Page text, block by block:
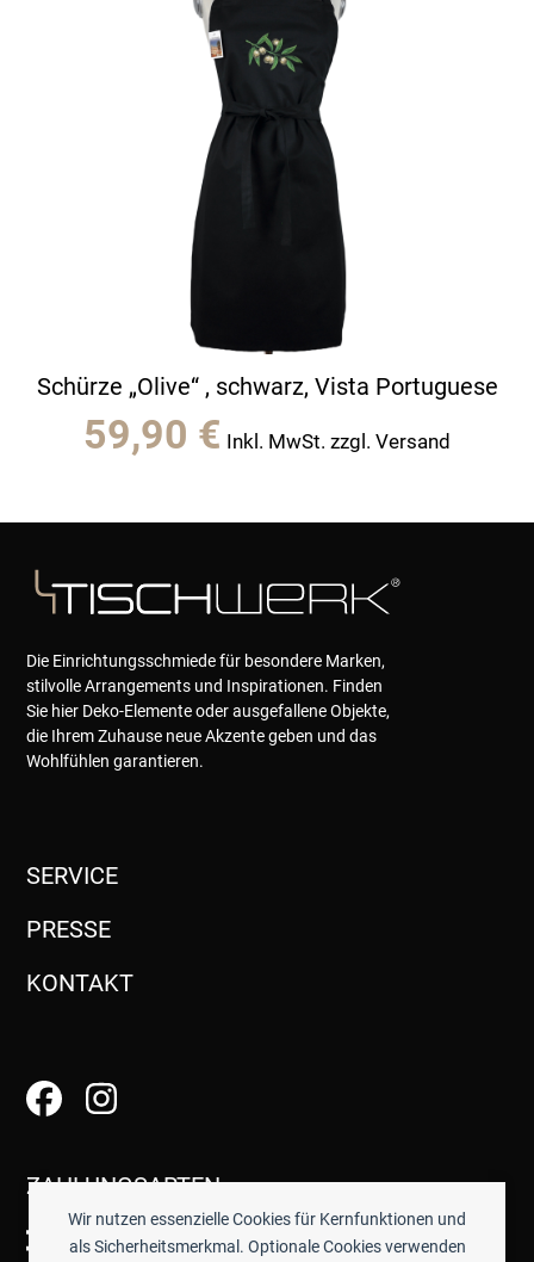
Wir nutzen essenzielle Cookies für Kernfunktionen und
als Sicherheitsmerkmal. Optionale Cookies verwenden
Schürze „Olive“ , schwarz, Vista Portuguese
59,90 € Inkl. MwSt. zzgl. Versand
Die Einrichtungsschmiede für besondere Marken,
stilvolle Arrangements und Inspirationen. Finden
Sie hier Deko-Elemente oder ausgefallene Objekte,
die Ihrem Zuhause neue Akzente geben und das
Wohlfühlen garantieren.
SERVICE
PRESSE
KONTAKT
ZAHLUNGSARTEN